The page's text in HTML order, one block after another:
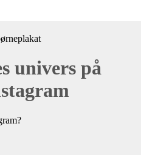
univers på